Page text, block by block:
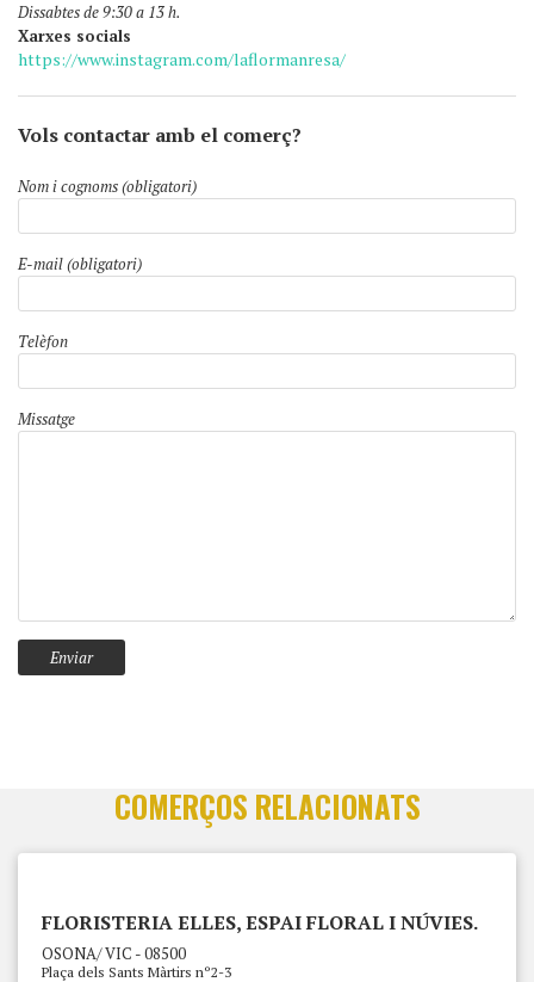
Dissabtes de 9:30 a 13 h.
Xarxes socials
https://www.instagram.com/laflormanresa/
Vols contactar amb el comerç?
Nom i cognoms (obligatori)
E-mail (obligatori)
Telèfon
Missatge
COMERÇOS RELACIONATS
FLORISTERIA ELLES, ESPAI FLORAL I NÚVIES.
OSONA/ VIC - 08500
Plaça dels Sants Màrtirs nº2-3